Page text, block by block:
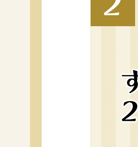
おうちレシピ トップ